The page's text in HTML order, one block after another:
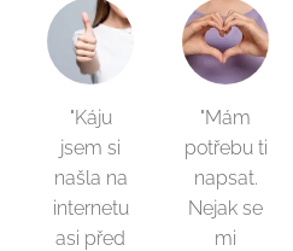
"Káju
jsem si
našla na
internetu
asi před
"Mám
potřebu ti
napsat.
Nejak se
mi